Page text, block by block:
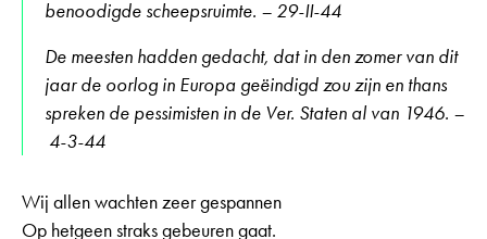
benoodigde scheepsruimte. – 29-II-44
De meesten hadden gedacht, dat in den zomer van dit
jaar de oorlog in Europa geëindigd zou zijn en thans
spreken de pessimisten in de Ver. Staten al van 1946. –
4-3-44
Wij allen wachten zeer gespannen
Op hetgeen straks gebeuren gaat.